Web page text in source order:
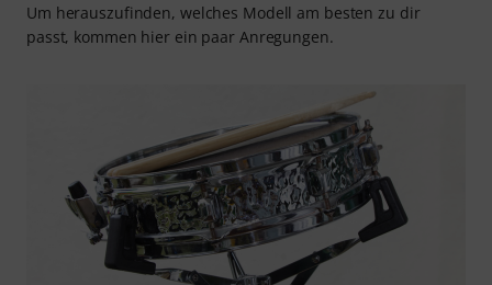
Um herauszufinden, welches Modell am besten zu dir
passt, kommen hier ein paar Anregungen.